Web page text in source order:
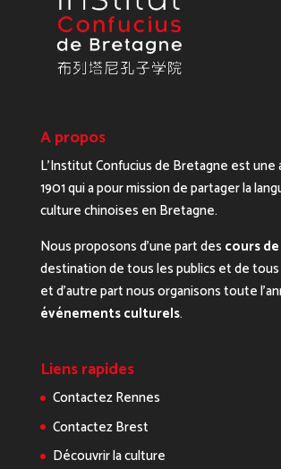
A propos
L’Institut Confucius de Bretagne est une
1901 qui a pour mission de partager la
culture chinoises en Bretagne.
Nous proposons d’une part des cours
destination de tous les publics et de tous
et d’autre part nous organisons toute
événements culturels.
Liens rapides
Contactez Rennes
Contactez Brest
Découvrir la culture